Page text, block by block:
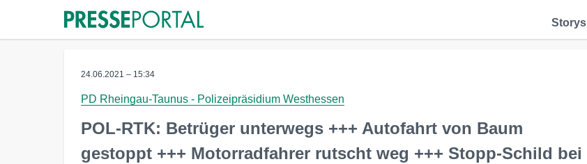
Storys
24.06.2021 – 15:34
PD Rheingau-Taunus - Polizeipräsidium Westhessen
POL-RTK: Betrüger unterwegs +++ Autofahrt von Baum
gestoppt +++ Motorradfahrer rutscht weg +++ Stopp-Schild bei